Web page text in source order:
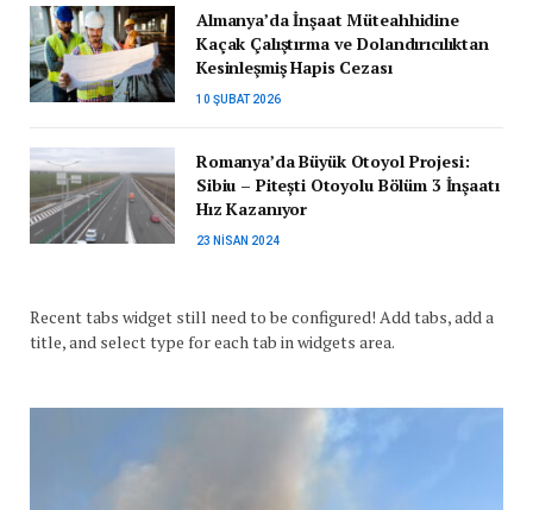
Almanya’da İnşaat Müteahhidine
Kaçak Çalıştırma ve Dolandırıcılıktan
Kesinleşmiş Hapis Cezası
10 ŞUBAT 2026
Romanya’da Büyük Otoyol Projesi:
Sibiu – Pitești Otoyolu Bölüm 3 İnşaatı
Hız Kazanıyor
23 NISAN 2024
Recent tabs widget still need to be configured! Add tabs, add a
title, and select type for each tab in widgets area.